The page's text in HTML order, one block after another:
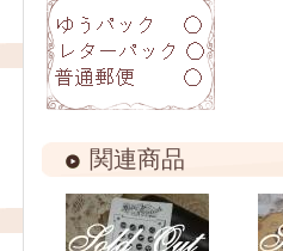
関連商品